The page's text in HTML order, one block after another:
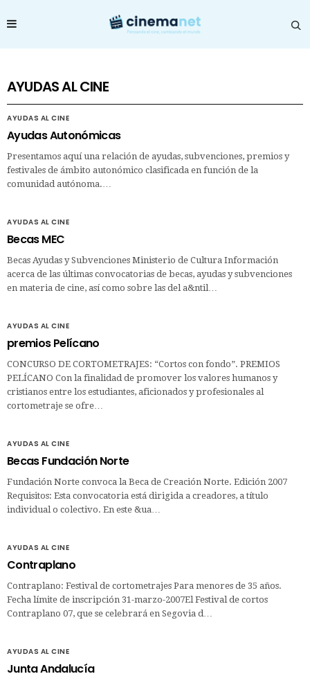
AYUDAS AL CINE
AYUDAS AL CINE
Ayudas Autonómicas
Presentamos aquí una relación de ayudas, subvenciones, premios y
festivales de ámbito autonómico clasificada en función de la
comunidad autónoma.…
AYUDAS AL CINE
Becas MEC
Becas Ayudas y Subvenciones Ministerio de Cultura Información
acerca de las últimas convocatorias de becas, ayudas y subvenciones
en materia de cine, así como sobre las del a&ntil…
AYUDAS AL CINE
premios Pelícano
CONCURSO DE CORTOMETRAJES: “Cortos con fondo”. PREMIOS
PELÍCANO Con la finalidad de promover los valores humanos y
cristianos entre los estudiantes, aficionados y profesionales al
cortometraje se ofre…
AYUDAS AL CINE
Becas Fundación Norte
Fundación Norte convoca la Beca de Creación Norte. Edición 2007
Requisitos: Esta convocatoria está dirigida a creadores, a título
individual o colectivo. En este &ua…
AYUDAS AL CINE
Contraplano
Contraplano: Festival de cortometrajes Para menores de 35 años.
Fecha límite de inscripción 31-marzo-2007El Festival de cortos
Contraplano 07, que se celebrará en Segovia d…
AYUDAS AL CINE
Junta Andalucía